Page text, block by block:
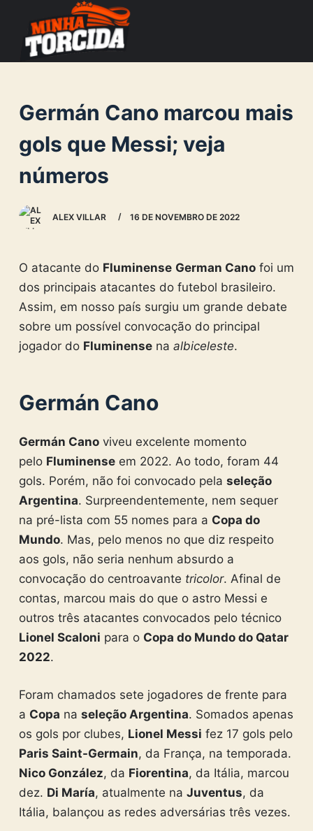
o
o
n
e
Germán Cano marcou mais
gols que Messi; veja
números
ALEX VILLAR 16 DE NOVEMBRO DE 2022
O atacante do Fluminense German Canofoi um
dos principais atacantes do futebol brasileiro.
Assim, em nosso país surgiu um grande debate
sobre um possível convocação do principal
jogador do Fluminensena albiceleste.
Germán Cano
Germán Canoviveu excelente momento
pelo Fluminenseem 2022. Ao todo, foram 44
gols. Porém, não foi convocado pela seleção
Argentina. Surpreendentemente, nem sequer
na pré-lista com 55 nomes para a Copa do
Mundo. Mas, pelo menos no que diz respeito
aos gols, não seria nenhum absurdo a
convocação do centroavante tricolor. Afinal de
contas, marcou mais do que o astro Messi e
outros três atacantes convocados pelo técnico
Lionel Scaloni para o Copa do Mundo do Qatar
2022.
Foram chamados sete jogadores de frente para
a Copa na seleção Argentina. Somados apenas
os gols por clubes, Lionel Messi fez 17 gols pelo
Paris Saint-Germain, da França, na temporada.
Nico González, da Fiorentina, da Itália, marcou
dez. Di María, atualmente na Juventus, da
Itália, balançou as redes adversárias três vezes.